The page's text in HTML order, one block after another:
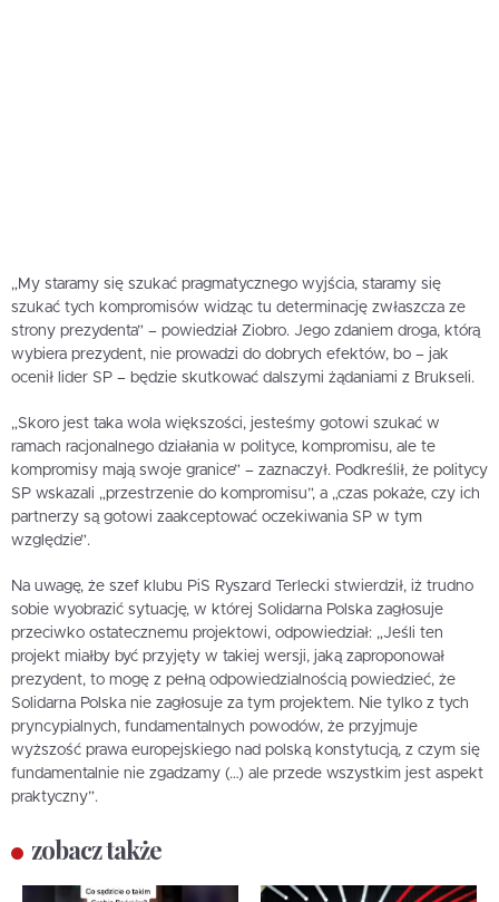
„My staramy się szukać pragmatycznego wyjścia, staramy się
szukać tych kompromisów widząc tu determinację zwłaszcza ze
strony prezydenta” – powiedział Ziobro. Jego zdaniem droga, którą
wybiera prezydent, nie prowadzi do dobrych efektów, bo – jak
ocenił lider SP – będzie skutkować dalszymi żądaniami z Brukseli.
„Skoro jest taka wola większości, jesteśmy gotowi szukać w
ramach racjonalnego działania w polityce, kompromisu, ale te
kompromisy mają swoje granice” – zaznaczył. Podkreślił, że politycy
SP wskazali „przestrzenie do kompromisu”, a „czas pokaże, czy ich
partnerzy są gotowi zaakceptować oczekiwania SP w tym
względzie”.
Na uwagę, że szef klubu PiS Ryszard Terlecki stwierdził, iż trudno
sobie wyobrazić sytuację, w której Solidarna Polska zagłosuje
przeciwko ostatecznemu projektowi, odpowiedział: „Jeśli ten
projekt miałby być przyjęty w takiej wersji, jaką zaproponował
prezydent, to mogę z pełną odpowiedzialnością powiedzieć, że
Solidarna Polska nie zagłosuje za tym projektem. Nie tylko z tych
pryncypialnych, fundamentalnych powodów, że przyjmuje
wyższość prawa europejskiego nad polską konstytucją, z czym się
fundamentalnie nie zgadzamy (…) ale przede wszystkim jest aspekt
praktyczny”.
zobacz także